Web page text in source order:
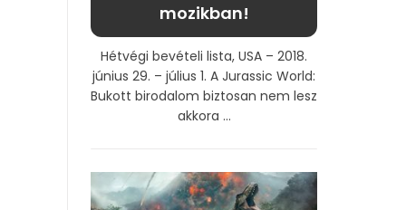
mozikban!
Hétvégi bevételi lista, USA – 2018.
június 29. – július 1. A Jurassic World:
Bukott birodalom biztosan nem lesz
akkora ...